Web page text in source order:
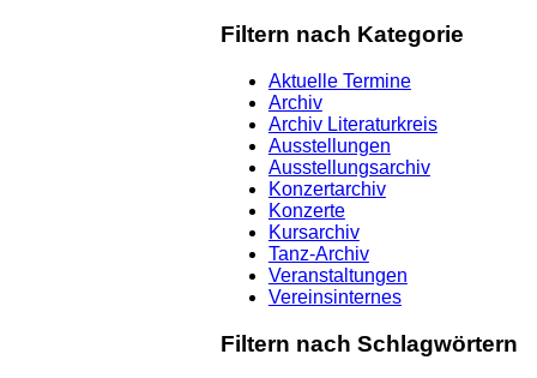
Filtern nach Kategorie
Aktuelle Termine
Archiv
Archiv Literaturkreis
Ausstellungen
Ausstellungsarchiv
Konzertarchiv
Konzerte
Kursarchiv
Tanz-Archiv
Veranstaltungen
Vereinsinternes
Filtern nach Schlagwörtern